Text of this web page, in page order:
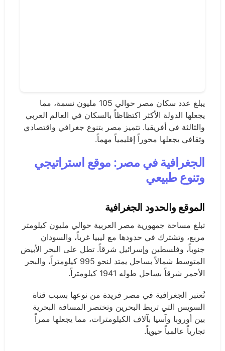
يبلغ عدد سكان مصر حوالي 105 مليون نسمة، مما
يجعلها الدولة الأكثر اكتظاظاً بالسكان في العالم العربي
والثالثة في أفريقيا. تتميز مصر بتنوع جغرافي واقتصادي
وثقافي يجعلها محوراً إقليمياً مهماً.
الجغرافية في مصر: موقع استراتيجي
وتنوع طبيعي
الموقع والحدود الجغرافية
تبلغ مساحة جمهورية مصر العربية حوالي مليون كيلومتر
مربع، وتشترك في حدودها مع ليبيا غرباً، والسودان
جنوباً، وفلسطين وإسرائيل شرقاً. تطل على البحر الأبيض
المتوسط شمالاً بساحل يمتد لنحو 995 كيلومتراً، والبحر
الأحمر شرقاً بساحل طوله 1941 كيلومتراً.
تُعتبر الجغرافية في مصر فريدة من نوعها بسبب قناة
السويس التي تربط البحرين وتختصر المسافة البحرية
بين أوروبا وآسيا بآلاف الكيلومترات، مما يجعلها ممراً
تجارياً عالمياً حيوياً.